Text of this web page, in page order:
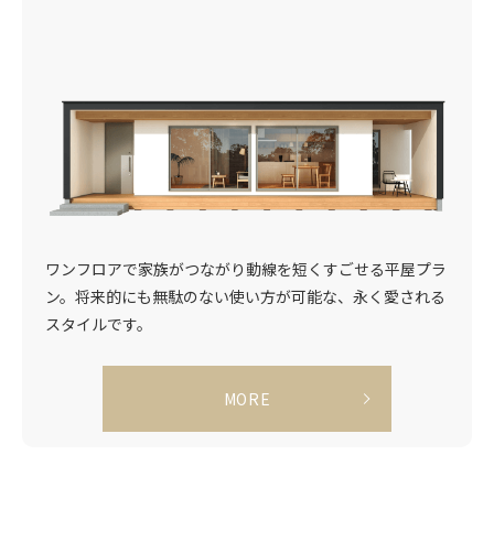
ワンフロアで家族がつながり動線を短くすごせる平屋プラ
ン。将来的にも無駄のない使い方が可能な、永く愛される
スタイルです。
MORE